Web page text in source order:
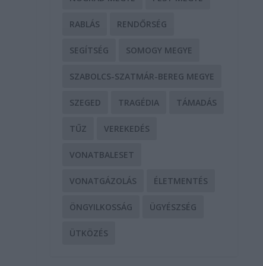
RABLÁS RENDŐRSÉG
SEGÍTSÉG SOMOGY MEGYE
SZABOLCS-SZATMÁR-BEREG MEGYE
SZEGED TRAGÉDIA TÁMADÁS
TŰZ VEREKEDÉS
VONATBALESET
VONATGÁZOLÁS ÉLETMENTÉS
ÖNGYILKOSSÁG ÜGYÉSZSÉG
ÜTKÖZÉS